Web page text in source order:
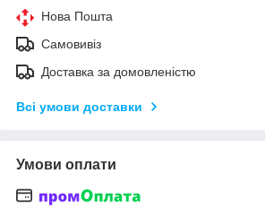
Нова Пошта
Самовивіз
Доставка за домовленістю
Всі умови доставки
Умови оплати